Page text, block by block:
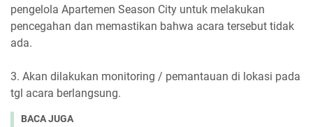
pengelola Apartemen Season City untuk melakukan
pencegahan dan memastikan bahwa acara tersebut tidak
ada.
3. Akan dilakukan monitoring / pemantauan di lokasi pada
tgl acara berlangsung.
BACA JUGA